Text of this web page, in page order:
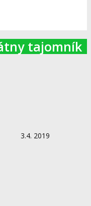
tajomník
3.4. 2019